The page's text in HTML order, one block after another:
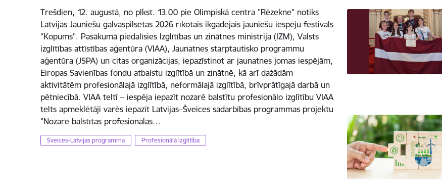
Trešdien, 12. augustā, no plkst. 13.00 pie Olimpiskā centra "Rēzekne" notiks
Latvijas Jauniešu galvaspilsētas 2026 rīkotais ikgadējais jauniešu iespēju festivāls
"Kopums". Pasākumā piedalīsies Izglītības un zinātnes ministrija (IZM), Valsts
izglītības attīstības aģentūra (VIAA), Jaunatnes starptautisko programmu
aģentūra (JSPA) un citas organizācijas, iepazīstinot ar jaunatnes jomas iespējām,
Eiropas Savienības fondu atbalstu izglītībā un zinātnē, kā arī dažādām
aktivitātēm profesionālajā izglītībā, neformālajā izglītībā, brīvprātīgajā darbā un
pētniecībā. VIAA teltī – iespēja iepazīt nozarē balstītu profesionālo izglītību VIAA
telts apmeklētāji varēs iepazīt Latvijas–Šveices sadarbības programmas projektu
"Nozarē balstītas profesionālās…
Šveices-Latvijas programma Profesionālā izglītība